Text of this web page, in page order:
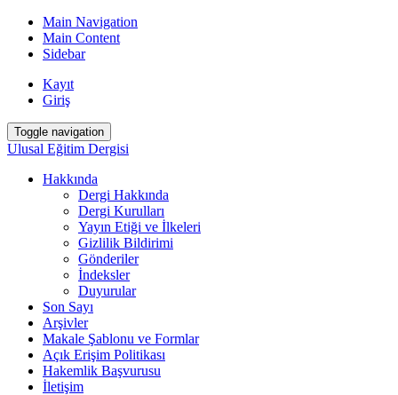
Main Navigation
Main Content
Sidebar
Kayıt
Giriş
Toggle navigation
Ulusal Eğitim Dergisi
Hakkında
Dergi Hakkında
Dergi Kurulları
Yayın Etiği ve İlkeleri
Gizlilik Bildirimi
Gönderiler
İndeksler
Duyurular
Son Sayı
Arşivler
Makale Şablonu ve Formlar
Açık Erişim Politikası
Hakemlik Başvurusu
İletişim